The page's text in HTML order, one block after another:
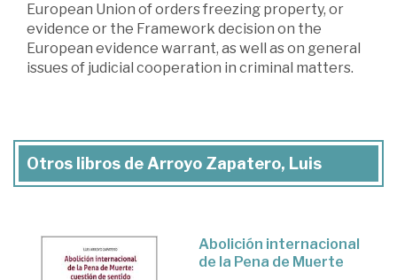
European Union of orders freezing property, or
evidence or the Framework decision on the
European evidence warrant, as well as on general
issues of judicial cooperation in criminal matters.
Otros libros de Arroyo Zapatero, Luis
Abolición internacional
de la Pena de Muerte